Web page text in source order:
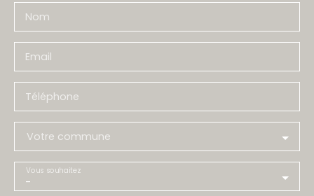
Nom
Email
Téléphone
Votre commune
-
Vous souhaitez